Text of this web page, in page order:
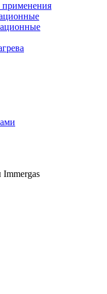
применения
Immergas